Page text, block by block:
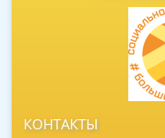
КОНТАКТЫ